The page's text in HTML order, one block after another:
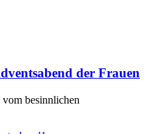
der Frauen
besinnlichen